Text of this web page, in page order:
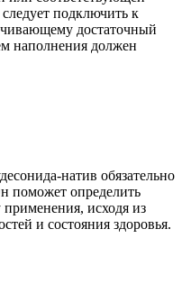
подключить к
достаточный
наполнения должен
натив обязательно
поможет определить
исходя из
и состояния здоровья.